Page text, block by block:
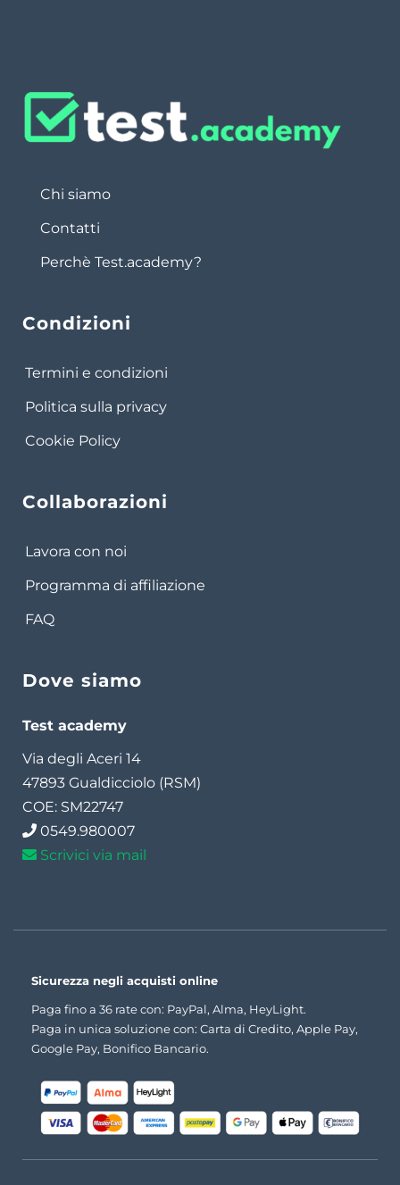
Chi siamo
Contatti
Perchè Test.academy?
Condizioni
Termini e condizioni
Politica sulla privacy
Cookie Policy
Collaborazioni
Lavora con noi
Programma di affiliazione
FAQ
Dove siamo
Test academy
Via degli Aceri 14
47893 Gualdicciolo (RSM)
COE: SM22747
0549.980007
Scrivici via mail
Sicurezza negli acquisti online
Paga fino a 36 rate con: PayPal, Alma, HeyLight.
Paga in unica soluzione con: Carta di Credito, Apple Pay,
Google Pay, Bonifico Bancario.